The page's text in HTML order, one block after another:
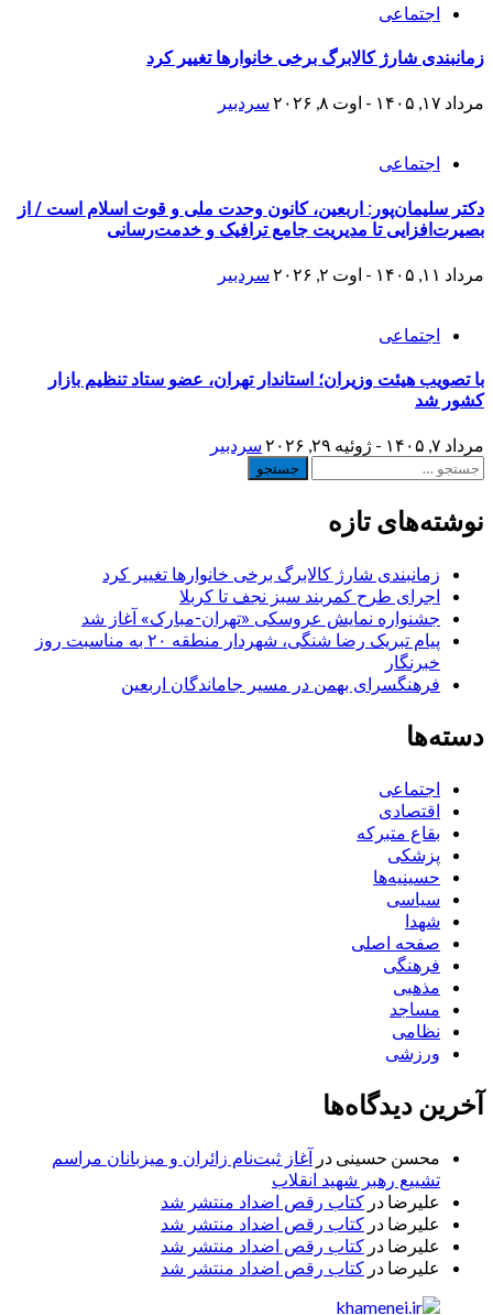
اجتماعی
زمانبندی شارژ کالابرگ برخی خانوارها تغییر کرد
مرداد ۱۷, ۱۴۰۵ - اوت ۸, ۲۰۲۶ سردبیر
اجتماعی
دکتر سلیمان‌پور: اربعین، کانون وحدت ملی و قوت اسلام است / از
بصیرت‌افزایی تا مدیریت جامع ترافیک و خدمت‌رسانی
مرداد ۱۱, ۱۴۰۵ - اوت ۲, ۲۰۲۶ سردبیر
اجتماعی
با تصویب هیئت وزیران؛ استاندار تهران، عضو ستاد تنظیم بازار
کشور شد
مرداد ۷, ۱۴۰۵ - ژوئیه ۲۹, ۲۰۲۶
سردبیر
جستجو
نوشته‌های تازه
زمانبندی شارژ کالابرگ برخی خانوارها تغییر کرد
اجرای طرح کمربند سبز نجف تا کربلا
جشنواره نمایش عروسکی «تهران-مبارک» آغاز شد
پیام تبریک رضا شنگی، شهردار منطقه ۲۰ به مناسبت روز
خبرنگار
فرهنگسرای بهمن در مسیر جاماندگان اربعین
دسته‌ها
اجتماعی
اقتصادی
بقاع متبرکه
پزشکی
حسینیه‌ها
سیاسی
شهدا
صفحه اصلی
فرهنگی
مذهبی
مساجد
نظامی
ورزشی
آخرین دیدگاه‌ها
محسن حسینی در آغاز ثبت‌نام زائران و میزبانان مراسم
تشییع رهبر شهید انقلاب
علیرضا در کتاب رقص اضداد منتشر شد
علیرضا در کتاب رقص اضداد منتشر شد
علیرضا در کتاب رقص اضداد منتشر شد
علیرضا در کتاب رقص اضداد منتشر شد